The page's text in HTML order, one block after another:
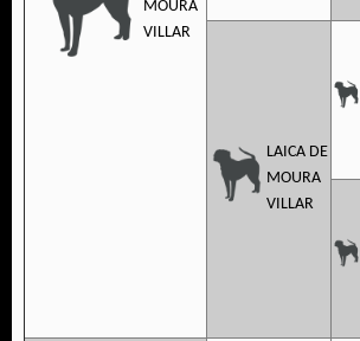
MOURA
VILLAR
LAICA DE
MOURA
VILLAR